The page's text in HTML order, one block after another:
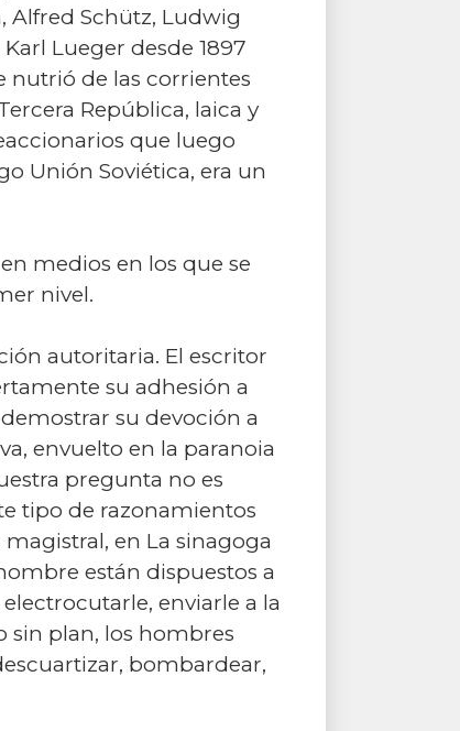
Alfred Schütz, Ludwig
Lueger desde 1897
nutrió de las corrientes
República, laica y
que luego
Unión Soviética, era un
medios en los que se
nivel.
autoritaria. El escritor
su adhesión a
su devoción a
envuelto en la paranoia
pregunta no es
tipo de razonamientos
en La sinagoga
están dispuestos a
enviarle a la
sin plan, los hombres
bombardear,